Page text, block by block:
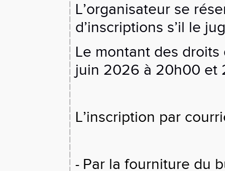
L’organisateur se
d’inscriptions s’il le
Le montant des
juin 2026 à 20h00 et
L’inscription par
- Par la fourniture du